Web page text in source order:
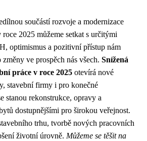
součástí rozvoje a modernizace
2025 můžeme setkat s určitými
optimismus a pozitivní přístup nám
ve prospěch nás všech. Snížená
práce v roce 2025 otevírá nové
stavební firmy i pro konečné
stanou rekonstrukce, opravy a
dostupnějšími pro širokou veřejnost.
trhu, tvorbě nových pracovních
životní úrovně. Můžeme se těšit na